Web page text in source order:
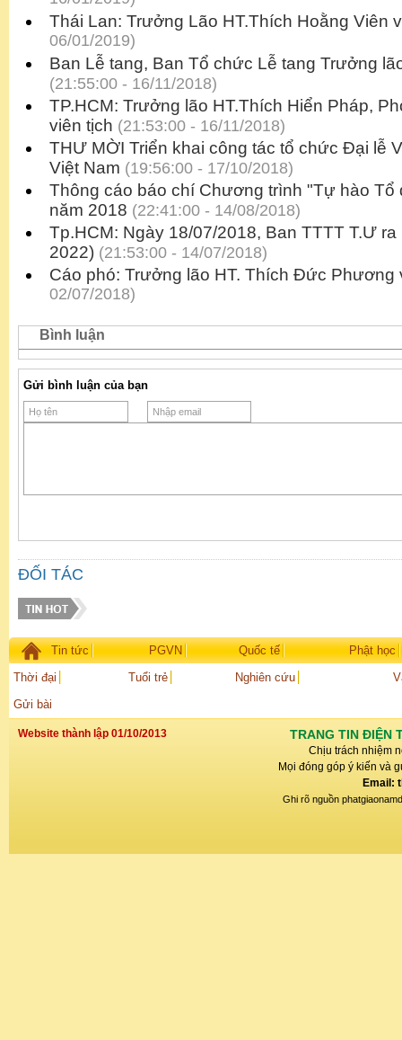
Thái Lan: Trưởng Lão HT.Thích Hoằng Viên
06/01/2019)
Ban Lễ tang, Ban Tổ chức Lễ tang Trưởng
(21:55:00 - 16/11/2018)
TP.HCM: Trưởng lão HT.Thích Hiển Pháp,
viên tịch (21:53:00 - 16/11/2018)
THƯ MỜI Triển khai công tác tổ chức Đại lễ
Việt Nam (19:56:00 - 17/10/2018)
Thông cáo báo chí Chương trình "Tự hào Tổ
năm 2018 (22:41:00 - 14/08/2018)
Tp.HCM: Ngày 18/07/2018, Ban TTTT T.Ư
2022) (21:53:00 - 14/07/2018)
Cáo phó: Trưởng lão HT. Thích Đức Phương
02/07/2018)
Bình luận
Gửi bình luận của bạn
ĐỐI TÁC
Tin tức PGVN Quốc tế
Phật học
Thời đại
Tuổi trẻ Nghiên cứu
Gửi bài
Website thành lập 01/10/2013 TRANG TIN ĐIỆN
Chịu trách nhiệm
Mọi đóng góp ý kiến và
Email:
Ghi rõ nguồn